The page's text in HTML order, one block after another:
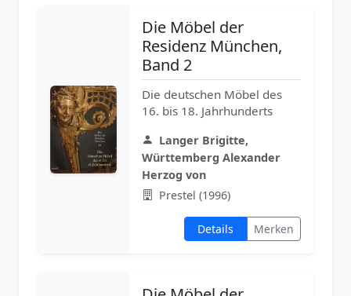
Die Möbel der
Residenz München,
Band 2
Die deutschen Möbel des
16. bis 18. Jahrhunderts
Langer Brigitte,
Württemberg Alexander
Herzog von
Prestel (1996)
Details Merken